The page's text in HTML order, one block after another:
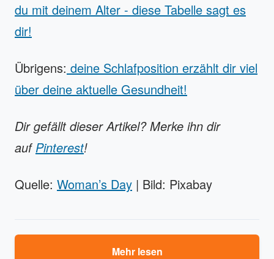
du mit deinem Alter - diese Tabelle sagt es
dir!
Übrigens: deine Schlafposition erzählt dir viel
über deine aktuelle Gesundheit!
Dir gefällt dieser Artikel? Merke ihn dir
aufPinterest!
Quelle: Woman’s Day | Bild: Pixabay
Mehr lesen